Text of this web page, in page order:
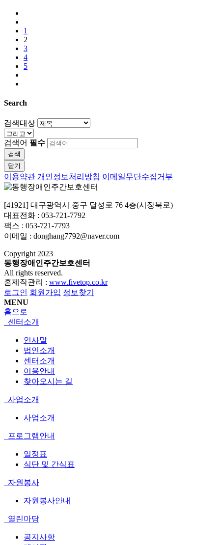
1
2
3
4
5
Search
검색대상
검색어 필수
검색
닫기
이용약관 개인정보처리방침 이메일무단수집거부
[41921] 대구광역시 중구 달성로 76 4층(시장북로)
대표전화 : 053-721-7792
팩스 : 053-721-7793
이메일 : donghang7792@naver.com
Copyright 2023
동행장애인주간보호센터
All rights reserved.
홈제작관리 : www.fivetop.co.kr
로그인 회원가입 정보찾기
MENU
홈으로
센터소개
인사말
법인소개
센터소개
이용안내
찾아오시는 길
사업소개
사업소개
프로그램안내
일정표
식단 및 간식표
자원봉사
자원봉사안내
열린마당
공지사항